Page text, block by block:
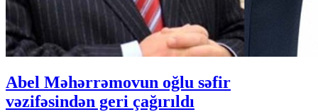
Abel Məhərrəmovun oğlu səfir
vəzifəsindən geri çağırıldı